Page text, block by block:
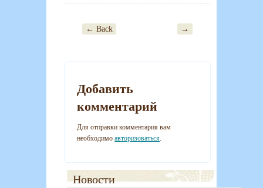
Post navigation
← Back →
Добавить
комментарий
Для отправки комментария вам
необходимоавторизоваться.
Новости